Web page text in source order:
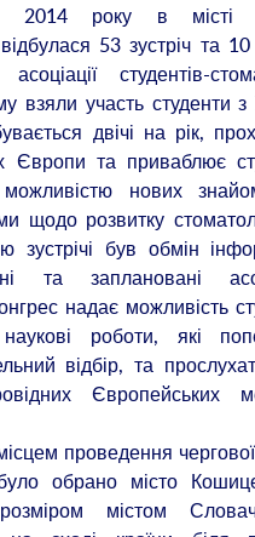
2014 року в місті
53 зустріч та 10
студентів-
взяли участь студенти з
двічі на рік,
Європи та приваблює
можливістю нових
щодо розвитку
зустрічі був обмін
та заплановані
надає можливість
роботи, які
відбір, та
Європейських
проведення чергової
обрано місто
містом